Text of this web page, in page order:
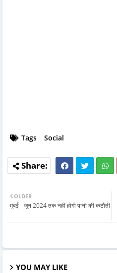
Tags Social
OLDER
मुंबई - जून 2024 तक नहीं होगी पानी की कटौती
YOU MAY LIKE